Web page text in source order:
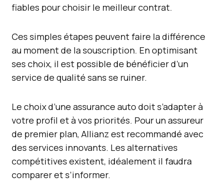
fiables pour choisir le meilleur contrat.
Ces simples étapes peuvent faire la différence
au moment de la souscription. En optimisant
ses choix, il est possible de bénéficier d’un
service de qualité sans se ruiner.
Le choix d’une assurance auto doit s’adapter à
votre profil et à vos priorités. Pour un assureur
de premier plan, Allianz est recommandé avec
des services innovants. Les alternatives
compétitives existent, idéalement il faudra
comparer et s’informer.